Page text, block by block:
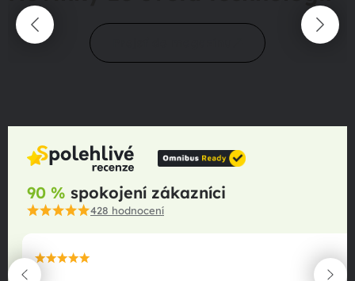
90 % spokojení zákazníci
428 hodnocení
maximální spokojenost